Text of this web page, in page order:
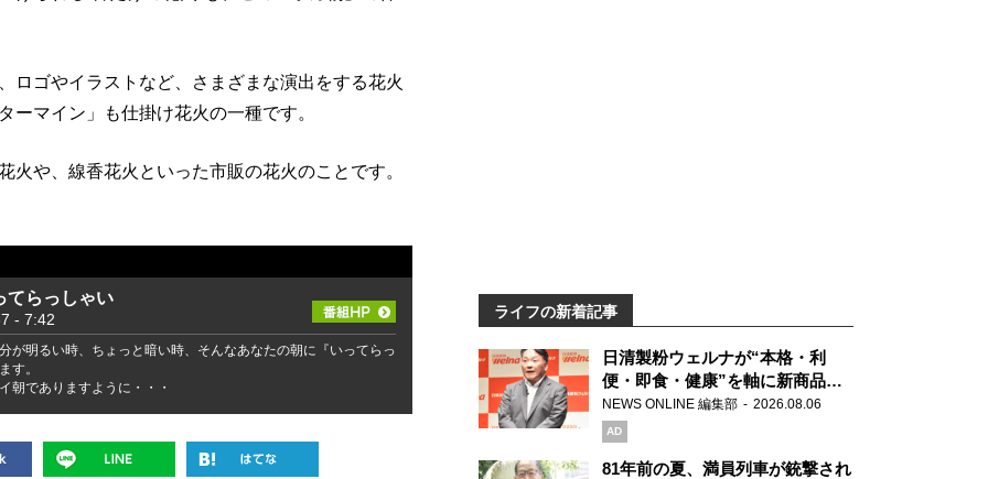
ロゴやイラストなど、さまざまな演出をする花火
ーマイン」も仕掛け花火の一種です。
や、線香花火といった市販の花火のことです。
てらっしゃい
- 7:42
が明るい時、ちょっと暗い時、そんなあなたの朝に『いってらっ
す。
朝でありますように・・・
ライフの新着記事
日清製粉ウェルナが“本格・利
便・即食・健康”を軸に新商品を
展開 「マ・マー」「青の洞窟」
ブランドを強化
NEWS ONLINE 編集部 2026.08.06
AD
81年前の夏、満員列車が銃撃され